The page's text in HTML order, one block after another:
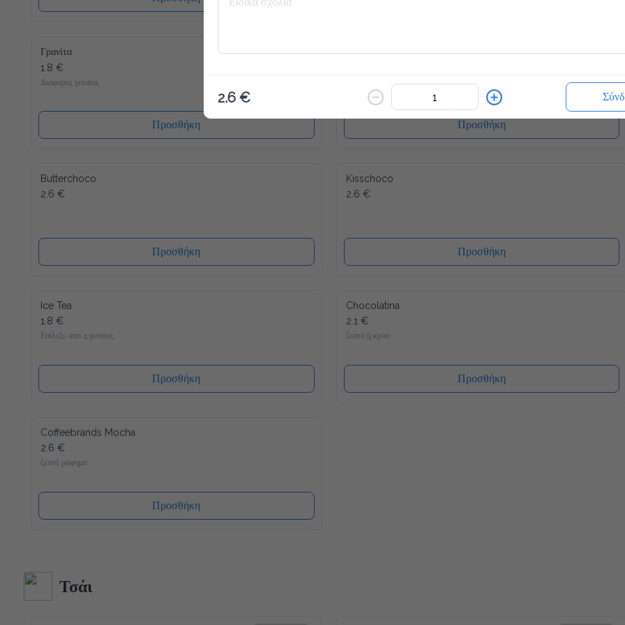
Γρανίτα
1.8 €
Διάφορες γεύσεις
Προσθήκη
Milk Shake
Επίλεξε απο 4 γεύσεις
Προσθήκη
Butterchoco
2.6 €
Προσθήκη
Kisschoco
2.6 €
Προσθήκη
Ice Tea
1.8 €
Επίλεξε απο 4 γεύσεις
Προσθήκη
Chocolatina
2.1 €
ζεστό ή κρύο
Προσθήκη
Coffeebrands Mocha
2.6 €
ζεστό ρόφημα
Προσθήκη
Τσάι
2.6 €